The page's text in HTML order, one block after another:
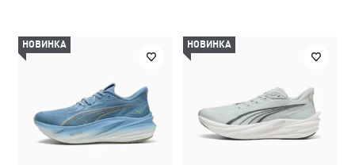
НОВИНКА НОВИНКА